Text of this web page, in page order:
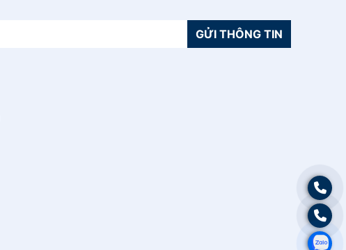
GỬI THÔNG TIN